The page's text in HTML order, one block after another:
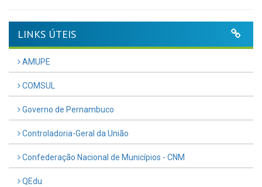
LINKS ÚTEIS
AMUPE
COMSUL
Governo de Pernambuco
Controladoria-Geral da União
Confederação Nacional de Municípios - CNM
QEdu